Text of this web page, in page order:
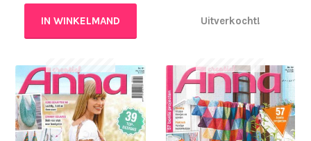
IN WINKELMAND Uitverkocht!